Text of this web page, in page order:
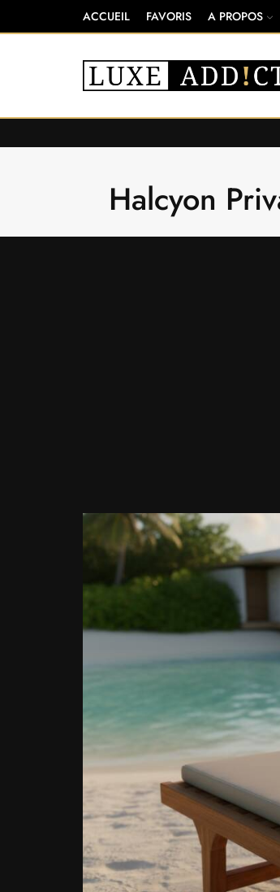
ACCUEIL FAVORIS A PROPOS
Halcyon